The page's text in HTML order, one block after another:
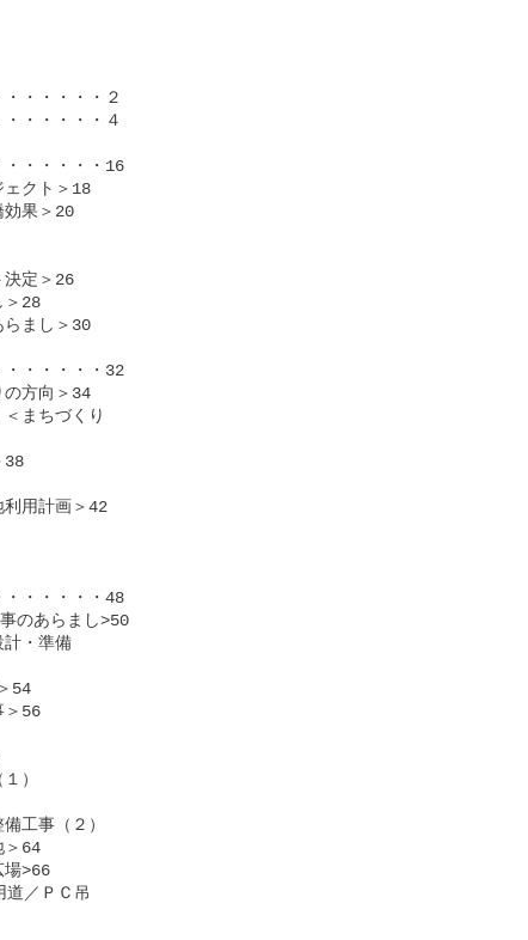
・・・・・２
・・・・・４
・・・・・16
クト＞18
果＞20
定＞26
28
まし＞30
・・・・・32
方向＞34
まちづくり
38
用計画＞42
・・・・・48
のあらまし>50
・準備
54
56
）
工事（２）
64
>66
／ＰＣ吊